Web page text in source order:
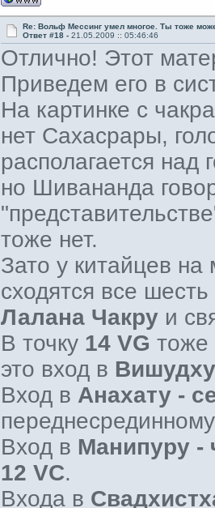
Re: Вольф Мессинг умел многое. Ты тоже
Ответ #18 -21.05.2009 :: 05:46:46
Отлично! Этот
Приведем его в
На картинке с
нет Сахасрары,
располагается над
но Шивананда
тоже нет.
Зато у китайцев
сходятся все
Лалана Чакру и
В точку 14 VG тоже
это вход в
Вход в Анахату -
Вход в Манипуру -
12 VC.
Входа в